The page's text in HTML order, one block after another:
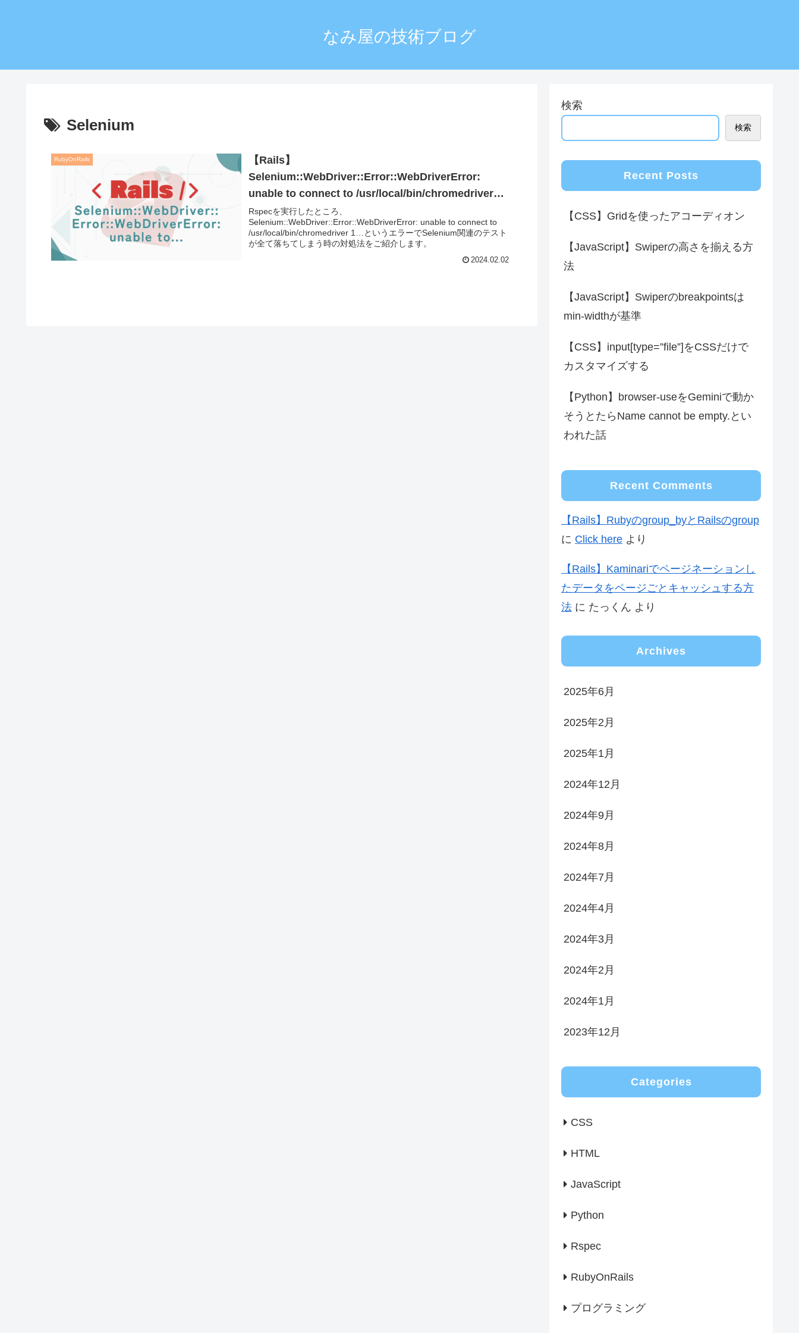
なみ屋の技術ブログ
Selenium
RubyOnRails
【Rails】
Selenium::WebDriver::Error::WebDriverError:
unable to connect to /usr/local/bin/chromedriver
1…
Rspecを実行したところ、
Selenium::WebDriver::Error::WebDriverError: unable to connect to
/usr/local/bin/chromedriver 1…というエラーでSelenium関連のテスト
が全て落ちてしまう時の対処法をご紹介します。
2024.02.02
検索
検索
Recent Posts
【CSS】Gridを使ったアコーディオン
【JavaScript】Swiperの高さを揃える方
法
【JavaScript】Swiperのbreakpointsは
min-widthが基準
【CSS】input[type=”file”]をCSSだけで
カスタマイズする
【Python】browser-useをGeminiで動か
そうとたらName cannot be empty.とい
われた話
Recent Comments
【Rails】Rubyのgroup_byとRailsのgroup
に Click here より
【Rails】Kaminariでページネーションし
たデータをページごとキャッシュする方
法 に たっくん より
Archives
2025年6月
2025年2月
2025年1月
2024年12月
2024年9月
2024年8月
2024年7月
2024年4月
2024年3月
2024年2月
2024年1月
2023年12月
Categories
CSS
HTML
JavaScript
Python
Rspec
RubyOnRails
プログラミング